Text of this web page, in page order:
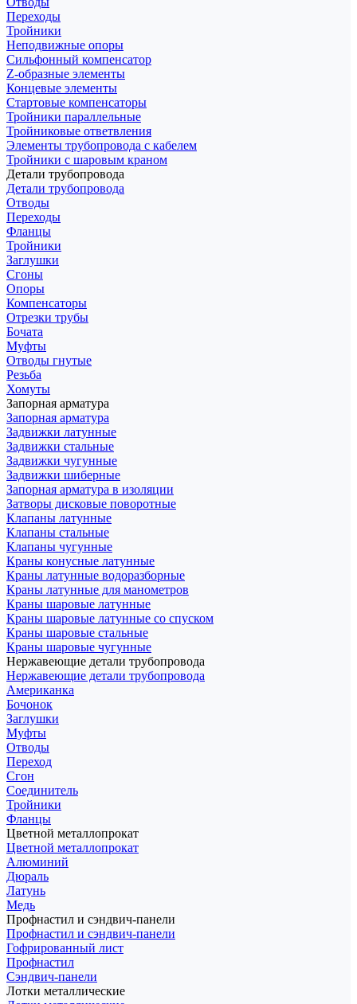
Переходы
Тройники
Неподвижные опоры
Cильфонный компенсатор
Z-образные элементы
Концевые элементы
Стартовые компенсаторы
Тройники параллельные
Тройниковые ответвления
Элементы трубопровода с кабелем
Тройники с шаровым краном
Детали трубопровода
Детали трубопровода
Отводы
Переходы
Фланцы
Тройники
Заглушки
Сгоны
Опоры
Компенсаторы
Отрезки трубы
Бочата
Муфты
Отводы гнутые
Резьба
Хомуты
Запорная арматура
Запорная арматура
Задвижки латунные
Задвижки стальные
Задвижки чугунные
Задвижки шиберные
Запорная арматура в изоляции
Затворы дисковые поворотные
Клапаны латунные
Клапаны стальные
Клапаны чугунные
Краны конусные латунные
Краны латунные водоразборные
Краны латунные для манометров
Краны шаровые латунные
Краны шаровые латунные со спуском
Краны шаровые стальные
Краны шаровые чугунные
Нержавеющие детали трубопровода
Нержавеющие детали трубопровода
Американка
Бочонок
Заглушки
Муфты
Отводы
Переход
Сгон
Соединитель
Тройники
Фланцы
Цветной металлопрокат
Цветной металлопрокат
Алюминий
Дюраль
Латунь
Медь
Профнастил и сэндвич-панели
Профнастил и сэндвич-панели
Гофрированный лист
Профнастил
Сэндвич-панели
Лотки металлические